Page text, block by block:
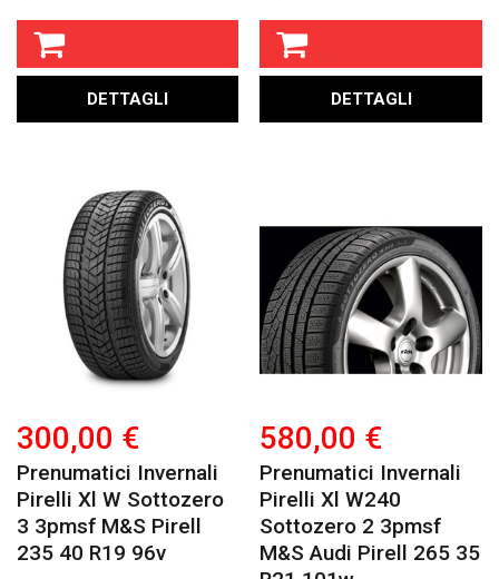
DETTAGLI DETTAGLI
300,00 €
Prenumatici Invernali
Pirelli Xl W Sottozero
3 3pmsf M&s Pirell
235 40 R19 96v
580,00 €
Prenumatici Invernali
Pirelli Xl W240
Sottozero 2 3pmsf
M&s Audi Pirell 265 35